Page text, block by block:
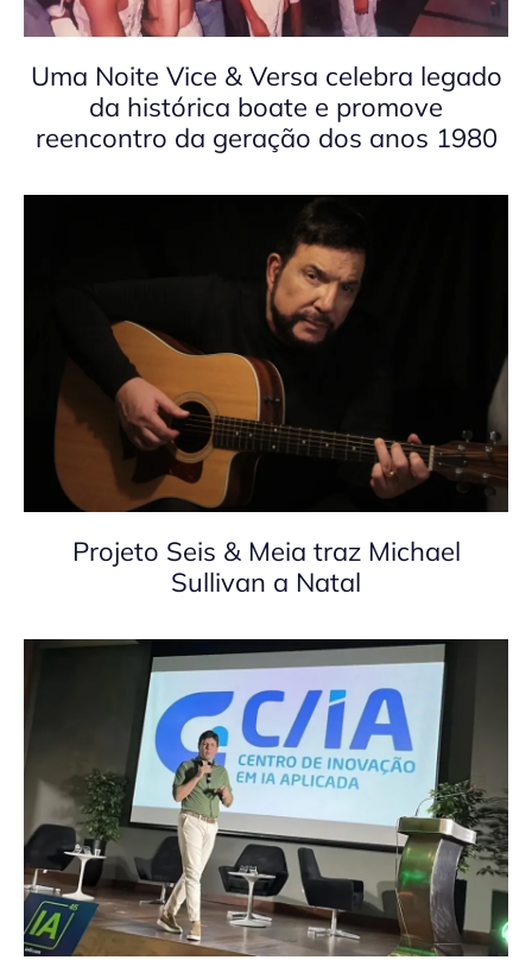
Uma Noite Vice & Versa celebra legado
da histórica boate e promove
reencontro da geração dos anos 1980
Projeto Seis & Meia traz Michael
Sullivan a Natal